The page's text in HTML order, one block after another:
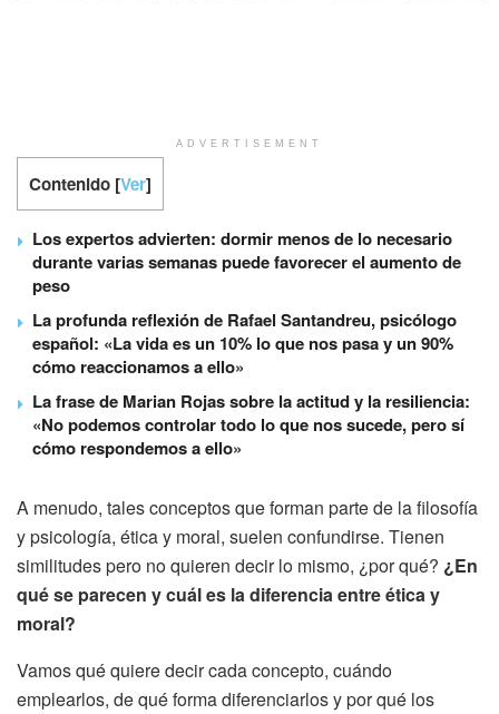
ADVERTISEMENT
Contenido [Ver]
Los expertos advierten: dormir menos de lo necesario
durante varias semanas puede favorecer el aumento de
peso
La profunda reflexión de Rafael Santandreu, psicólogo
español: «La vida es un 10% lo que nos pasa y un 90%
cómo reaccionamos a ello»
La frase de Marian Rojas sobre la actitud y la resiliencia:
«No podemos controlar todo lo que nos sucede, pero sí
cómo respondemos a ello»
A menudo, tales conceptos que forman parte de la filosofía
y psicología, ética y moral, suelen confundirse. Tienen
similitudes pero no quieren decir lo mismo, ¿por qué? ¿En
qué se parecen y cuál es la diferencia entre ética y
moral?
Vamos qué quiere decir cada concepto, cuándo
emplearlos, de qué forma diferenciarlos y por qué los